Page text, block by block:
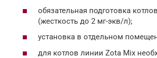
обязательная подготовка
(жесткость до 2 мг-экв/л);
установка в отдельном
для котлов линии Zota Mix